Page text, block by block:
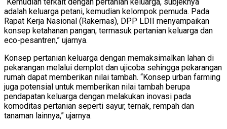
“Kemudian terkait dengan pertanian keluarga, subjeknya
adalah keluarga petani, kemudian kelompok pemuda. Pada
Rapat Kerja Nasional (Rakernas), DPP LDII menyampaikan
konsep ketahanan pangan, termasuk pertanian keluarga dan
eco-pesantren,” ujarnya.
Konsep pertanian keluarga dengan memaksimalkan lahan di
pekarangan melalui demplot dan ujicoba sehingga pekarangan
rumah dapat memberikan nilai tambah. “Konsep urban farming
juga potensial untuk memberikan nilai tambah berupa
pendapatan keluarga dengan melakukan inovasi pada
komoditas pertanian seperti sayur, ternak, rempah dan
tanaman lainnya,” ujarnya.